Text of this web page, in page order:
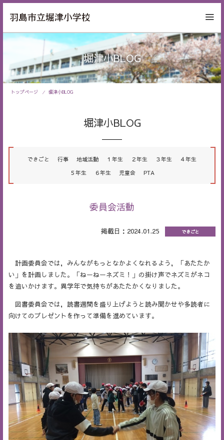
堀津小BLOG
トップページ 堀津小BLOG
堀津小BLOG
できごと 行事 地域活動 １年生 ２年生 ３年生
４年生
５年生
６年生 児童会 PTA
委員会活動
掲載日：2024.01.25 できごと
計画委員会では，みんながもっとなかよくなれるよう，「あたたか
い」を計画しました。「ねーねーネズミ！」の掛け声でネズミがネコ
を追いかけます。異学年で気持ちがあたたかくなりました。
図書委員会では，読書週間を盛り上げようと読み聞かせや多読者に
向けてのプレゼントを作って準備を進めています。